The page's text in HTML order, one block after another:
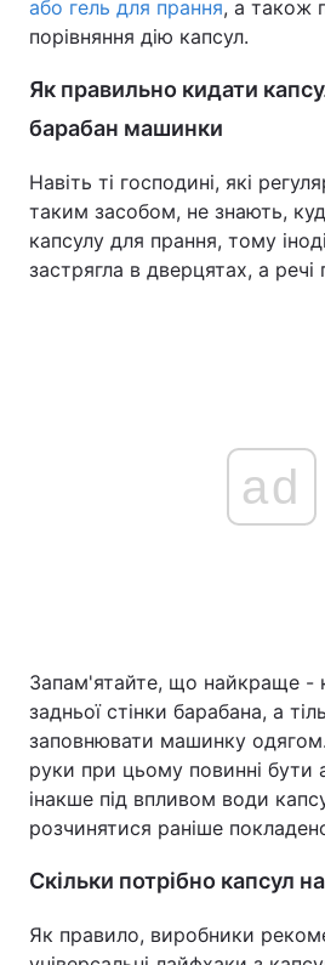
або гель для прання, а також
порівняння дію капсул.
Як правильно кидати
барабан машинки
Навіть ті господині, які
таким засобом, не знають,
капсулу для прання, тому
застрягла в дверцятах, а речі
ad
Запам'ятайте, що найкраще -
задньої стінки барабана, а
заповнювати машинку
руки при цьому повинні бути
інакше під впливом води
розчинятися раніше
Скільки потрібно капсул
Як правило, виробники